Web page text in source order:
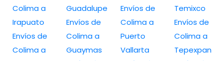
Colima a
Irapuato
Envíos de
Colima a
Guadalupe
Envíos de
Colima a
Guaymas
Envíos de
Colima a
Puerto
Vallarta
Temixco
Envíos de
Colima a
Tepexpan